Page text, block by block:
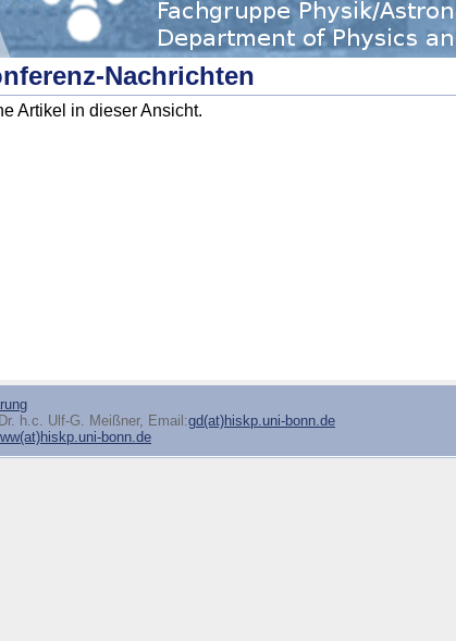
Nachrichten
Artikel in dieser Ansicht.
h.c. Ulf-G. Meißner, Email:gd(at)hiskp.uni-bonn.de
bonn.de